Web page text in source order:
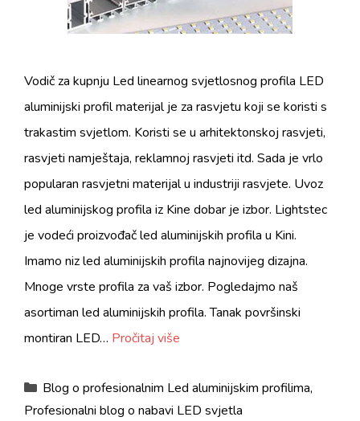
Vodič za kupnju Led linearnog svjetlosnog profila LED
aluminijski profil materijal je za rasvjetu koji se koristi s
trakastim svjetlom. Koristi se u arhitektonskoj rasvjeti,
rasvjeti namještaja, reklamnoj rasvjeti itd. Sada je vrlo
popularan rasvjetni materijal u industriji rasvjete. Uvoz
led aluminijskog profila iz Kine dobar je izbor. Lightstec
je vodeći proizvođač led aluminijskih profila u Kini.
Imamo niz led aluminijskih profila najnovijeg dizajna.
Mnoge vrste profila za vaš izbor. Pogledajmo naš
asortiman led aluminijskih profila. Tanak površinski
montiran LED… Pročitaj više
kategorije
Blog o profesionalnim Led aluminijskim profilima,
Profesionalni blog o nabavi LED svjetla